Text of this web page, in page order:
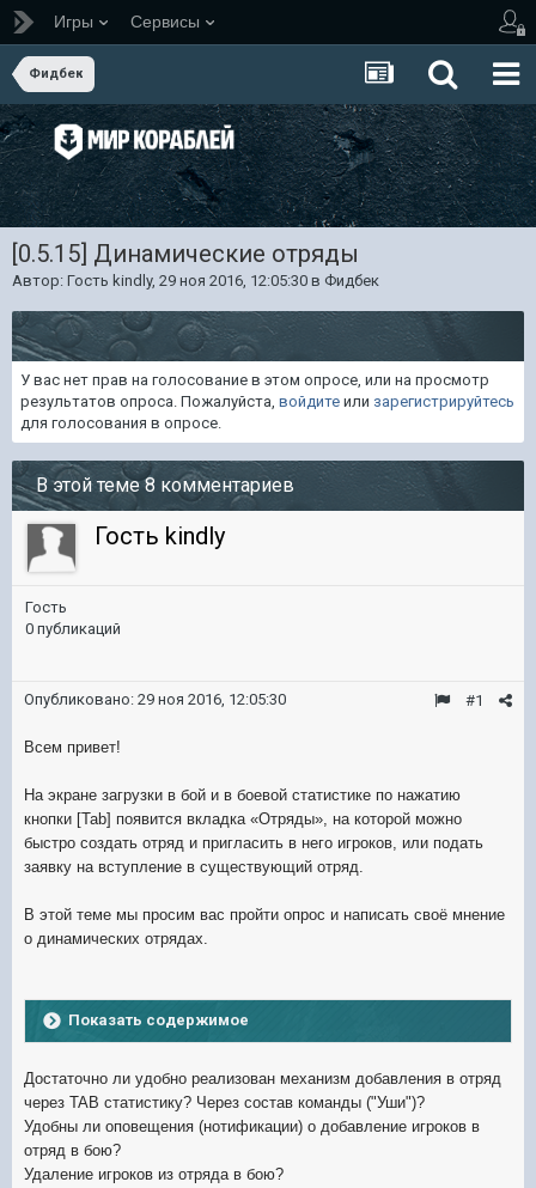
Игры Сервисы
Фидбек
[0.5.15] Динамические отряды
Автор: Гость kindly, 29 ноя 2016, 12:05:30 в Фидбек
У вас нет прав на голосование в этом опросе, или на просмотр
результатов опроса. Пожалуйста, войдите или зарегистрируйтесь
для голосования в опросе.
В этой теме 8 комментариев
Гость kindly
Гость
0 публикаций
#1
Опубликовано: 29 ноя 2016, 12:05:30
Всем привет!
На экране загрузки в бой и в боевой статистике по нажатию
кнопки [Tab] появится вкладка «Отряды», на которой можно
быстро создать отряд и пригласить в него игроков, или подать
заявку на вступление в существующий отряд.
В этой теме мы просим вас пройти опрос и написать своё мнение
о динамических отрядах.
Показать содержимое
Достаточно ли удобно реализован механизм добавления в отряд
через TAB статистику? Через состав команды ("Уши")?
Удобны ли оповещения (нотификации) о добавление игроков в
отряд в бою?
Удаление игроков из отряда в бою?